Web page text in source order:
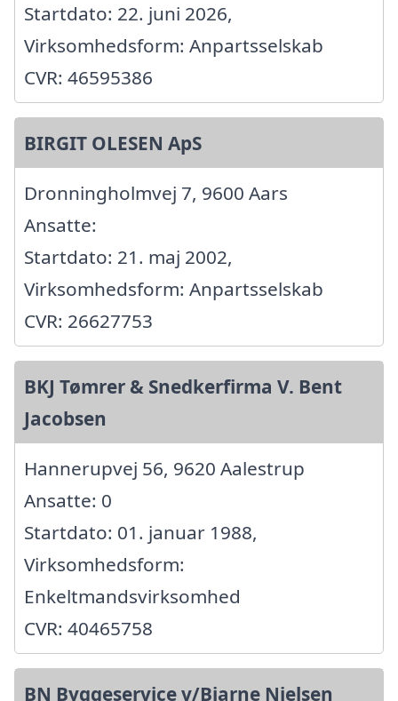
Startdato: 22. juni 2026,
Virksomhedsform: Anpartsselskab
CVR: 46595386
BIRGIT OLESEN ApS
Dronningholmvej 7, 9600 Aars
Ansatte:
Startdato: 21. maj 2002,
Virksomhedsform: Anpartsselskab
CVR: 26627753
BKJ Tømrer & Snedkerfirma V. Bent
Jacobsen
Hannerupvej 56, 9620 Aalestrup
Ansatte: 0
Startdato: 01. januar 1988,
Virksomhedsform:
Enkeltmandsvirksomhed
CVR: 40465758
BN Byggeservice v/Bjarne Nielsen